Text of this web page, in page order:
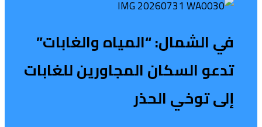
في الشمال: “المياه والغابات”
تدعو السكان المجاورين للغابات
إلى توخي الحذر